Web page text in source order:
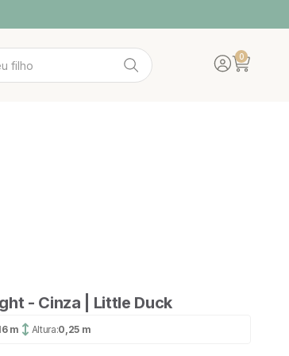
Translation
Abrir
0
- Cinza | Little Duck
m Altura:0,25 m